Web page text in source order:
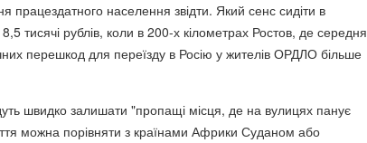
працездатного населення звідти. Який сенс сидіти в
тисячі рублів, коли в 200-х кілометрах Ростов, де середня
перешкод для переїзду в Росію у жителів ОРДЛО більше
швидко залишати "пропащі місця, де на вулицях панує
можна порівняти з країнами Африки Суданом або